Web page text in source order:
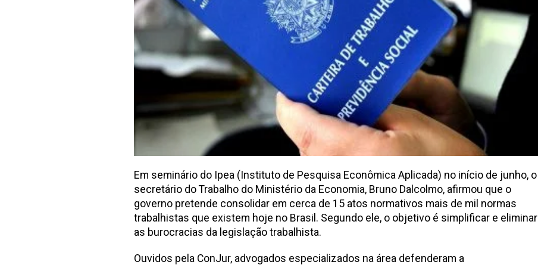
Em seminário do Ipea (Instituto de Pesquisa Econômica Aplicada) no início de junho, o
secretário do Trabalho do Ministério da Economia, Bruno Dalcolmo, afirmou que o
governo pretende consolidar em cerca de 15 atos normativos mais de mil normas
trabalhistas que existem hoje no Brasil. Segundo ele, o objetivo é simplificar e eliminar
as burocracias da legislação trabalhista.
Ouvidos pela ConJur, advogados especializados na área defenderam a